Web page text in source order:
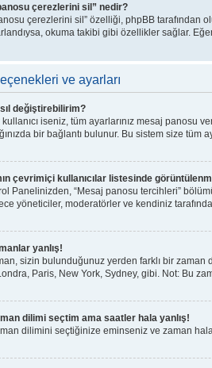
çerezlerini sil” nedir?
çerezlerini sil” özelliği, phpBB tarafından
okuma takibi gibi özellikler sağlar.
ve ayarları
değiştirebilirim?
kullanıcı iseniz, tüm ayarlarınız mesaj panosu
bir bağlantı bulunur. Bu sistem size tüm
çevrimiçi kullanıcılar listesinde
Panelinizden, “Mesaj panosu tercihleri”
yöneticiler, moderatörler ve kendiniz
yanlış!
sizin bulunduğunuz yerden farklı bir zaman
Paris, New York, Sydney, gibi. Not: Bu
dilimi seçtim ama saatler hala yanlış!
dilimini seçtiğinize eminseniz ve zaman